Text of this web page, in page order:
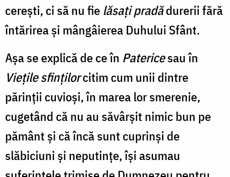
cerești, ci să nu fie lăsați pradădurerii fără
întărirea și mângâierea Duhului Sfânt.
Așa se explică de ce în Patericesau în
Viețile sfințilorcitim cum unii dintre
părinții cuvioși, în marea lor smerenie,
cugetând că nu au săvârșit nimic bun pe
pământ și că încă sunt cuprinși de
slăbiciuni și neputințe, își asumau